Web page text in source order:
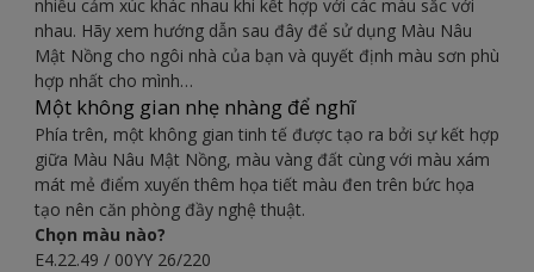
nhiều cảm xúc khác nhau khi kết hợp với các màu sắc với
nhau. Hãy xem hướng dẫn sau đây để sử dụng Màu Nâu
Mật Nồng cho ngôi nhà của bạn và quyết định màu sơn phù
hợp nhất cho mình…
Một không gian nhẹ nhàng để nghĩ
Phía trên, một không gian tinh tế được tạo ra bởi sự kết hợp
giữa Màu Nâu Mật Nồng, màu vàng đất cùng với màu xám
mát mẻ điểm xuyến thêm họa tiết màu đen trên bức họa
tạo nên căn phòng đầy nghệ thuật.
Chọn màu nào?
E4.22.49 / 00YY 26/220